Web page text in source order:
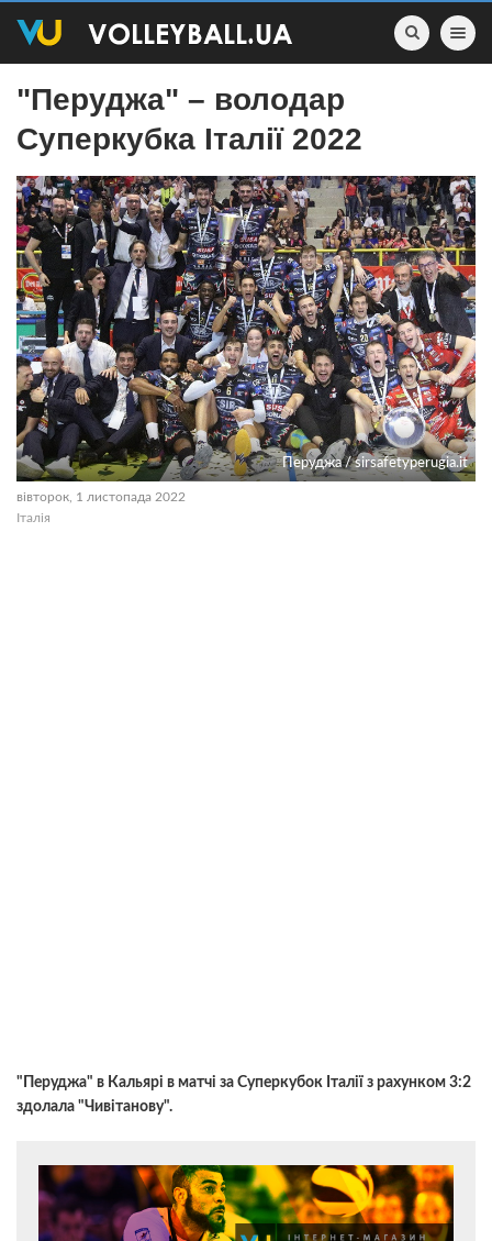
Toggle
"Перуджа" – володар
Суперкубка Італії 2022
Перуджа / sirsafetyperugia.it
вівторок, 1 листопада 2022
Італія
"Перуджа" в Кальярі в матчі за Суперкубок Італії з рахунком 3:2
здолала "Чивітанову".